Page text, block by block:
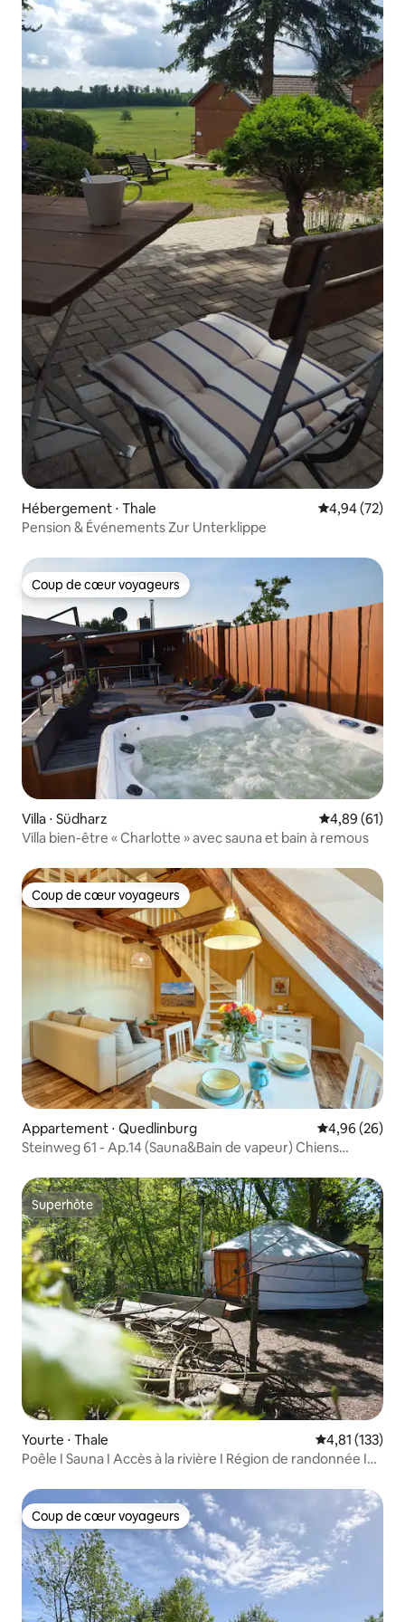
Hébergement ⋅ Thale Évaluation
4,94 (72)
Pension & Événements Zur Unterklippe
Coup de cœur voyageurs
Coup de cœur voyageurs
Villa ⋅ Südharz Évaluation
4,89 (61)
Villa bien-être « Charlotte » avec sauna et bain à remous
Coup de cœur voyageurs
Coup de cœur voyageurs
Appartement ⋅ Quedlinburg Évaluation
4,96 (26)
Steinweg 61 - Ap.14 (Sauna&Bain de vapeur) Chiens
Superhôte
Superhôte
Yourte ⋅ Thale Évaluation
4,81 (133)
Poêle I Sauna I Accès à la rivière I Région de randonnée I
Coup de cœur voyageurs
Coup de cœur voyageurs